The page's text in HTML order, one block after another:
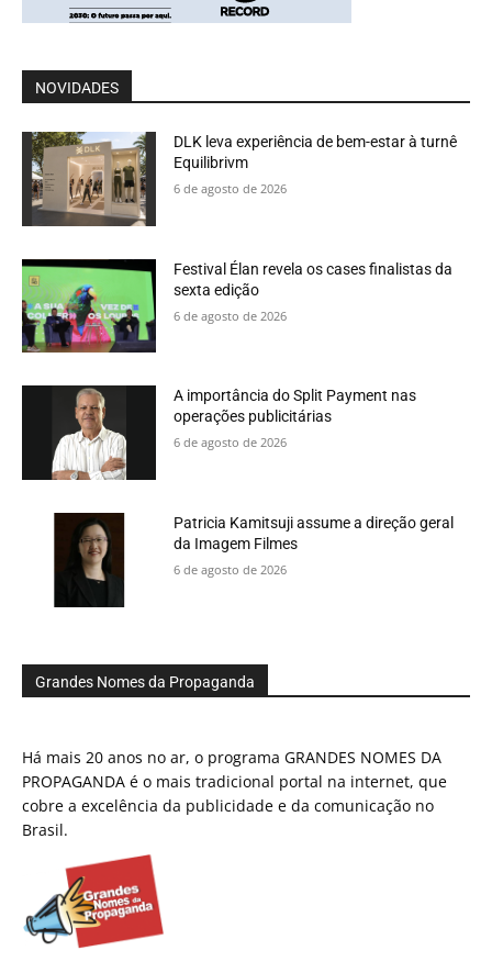
NOVIDADES
DLK leva experiência de bem-estar à turnê
Equilibrivm
6 de agosto de 2026
Festival Élan revela os cases finalistas da
sexta edição
6 de agosto de 2026
A importância do Split Payment nas
operações publicitárias
6 de agosto de 2026
Patricia Kamitsuji assume a direção geral
da Imagem Filmes
6 de agosto de 2026
Grandes Nomes da Propaganda
Há mais 20 anos no ar, o programa GRANDES NOMES DA
PROPAGANDA é o mais tradicional portal na internet, que
cobre a excelência da publicidade e da comunicação no
Brasil.